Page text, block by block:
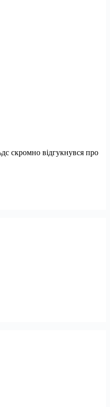
скромно відгукнувся про